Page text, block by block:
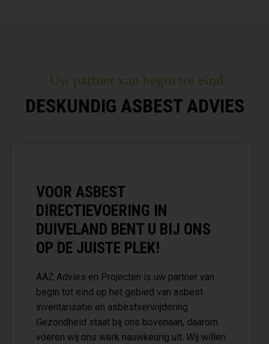
Uw partner van begin tot eind
DESKUNDIG ASBEST ADVIES
VOOR ASBEST
DIRECTIEVOERING IN
DUIVELAND BENT U BIJ ONS
OP DE JUISTE PLEK!
AAZ Advies en Projecten is uw partner van
begin tot eind op het gebied van asbest
inventarisatie en asbestverwijdering.
Gezondheid staat bij ons bovenaan, daarom
voeren wij ons werk nauwkeurig uit. Wij willen